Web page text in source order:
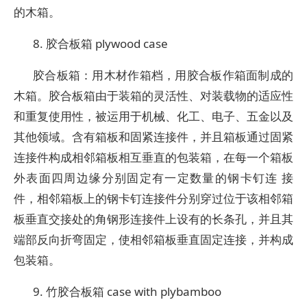
的木箱。
8. 胶合板箱 plywood case
胶合板箱：用木材作箱档，用胶合板作箱面制成的
木箱。胶合板箱由于装箱的灵活性、对装载物的适应性
和重复使用性，被运用于机械、化工、电子、五金以及
其他领域。含有箱板和固紧连接件，并且箱板通过固紧
连接件构成相邻箱板相互垂直的包装箱，在每一个箱板
外表面四周边缘分别固定有一定数量的钢卡钉连 接
件，相邻箱板上的钢卡钉连接件分别穿过位于该相邻箱
板垂直交接处的角钢形连接件上设有的长条孔，并且其
端部反向折弯固定，使相邻箱板垂直固定连接，并构成
包装箱。
9. 竹胶合板箱 case with plybamboo